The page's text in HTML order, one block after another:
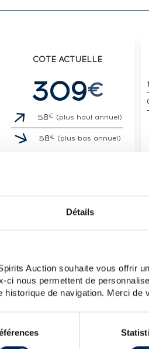
Détails
Auction souhaite vous offrir
nous permettent de
de navigation. Merci de
COTE ACTUELLE
309€
58€ (plus haut annuel)
58€ (plus bas annuel)
BOTTLED 2011
brut de fût en 2011.